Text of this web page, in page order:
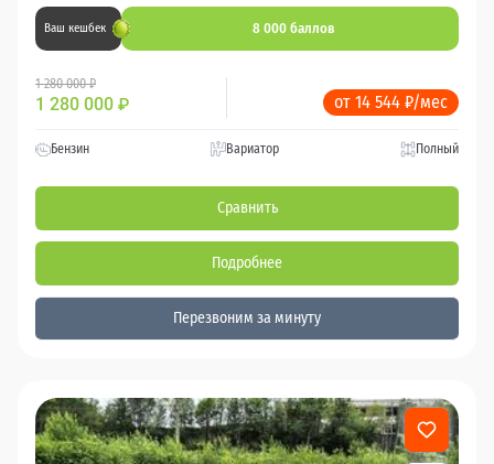
Ваш кешбек 8 000 баллов
1 280 000 ₽
1 280 000 ₽ от 14 544 ₽/мес
Бензин Вариатор Полный
Сравнить
Подробнее
Перезвоним за минуту